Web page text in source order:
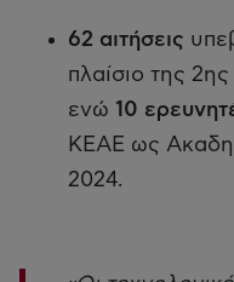
62 αιτήσεις
πλαίσιο της
ενώ 10
ΚΕΑΕ ως
2024.